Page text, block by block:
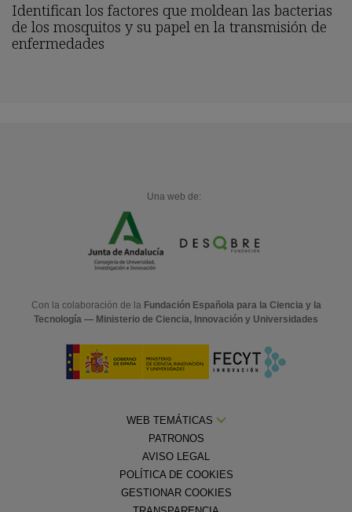
Identifican los factores que moldean las bacterias
de los mosquitos y su papel en la transmisión de
enfermedades
Una web de:
Con la colaboración de la Fundación Española para la Ciencia y la
Tecnología — Ministerio de Ciencia, Innovación y Universidades
WEB TEMÁTICAS
PATRONOS
AVISO LEGAL
POLÍTICA DE COOKIES
GESTIONAR COOKIES